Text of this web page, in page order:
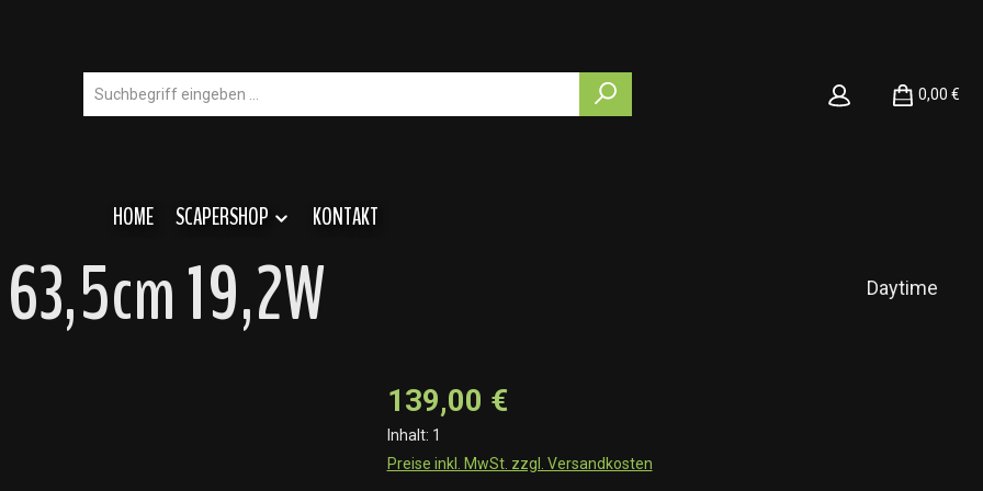
0,00 €
HOME SCAPERSHOP KONTAKT
19,2W Daytime
139,00 €
Inhalt: 1
Preise inkl. MwSt. zzgl. Versandkosten